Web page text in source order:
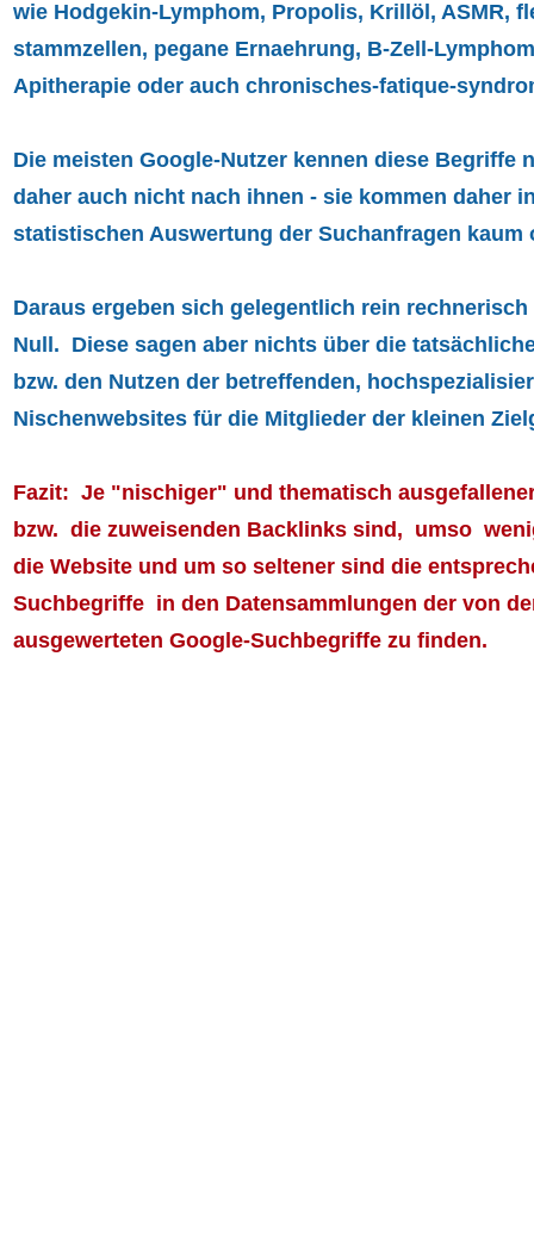
wie Hodgekin-Lymphom, Propolis, Krillöl, ASMR,
stammzellen, pegane Ernaehrung, B-Zell-
Apitherapie oder auch chronisches-fatique-
Die meisten Google-Nutzer kennen diese Begriffe
daher auch nicht nach ihnen - sie kommen daher
statistischen Auswertung der Suchanfragen kaum
Daraus ergeben sich gelegentlich rein rechnerisch
Null. Diese sagen aber nichts über die
bzw. den Nutzen der betreffenden,
Nischenwebsites für die Mitglieder der kleinen
Fazit: Je "nischiger" und thematisch
bzw. die zuweisenden Backlinks sind, umso
die Website und um so seltener sind die
Suchbegriffe in den Datensammlungen der von
ausgewerteten Google-Suchbegriffe zu finden.